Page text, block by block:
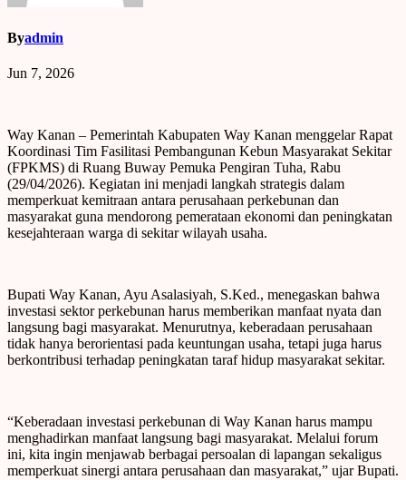
Byadmin
Jun 7, 2026
Way Kanan – Pemerintah Kabupaten Way Kanan menggelar Rapat
Koordinasi Tim Fasilitasi Pembangunan Kebun Masyarakat Sekitar
(FPKMS) di Ruang Buway Pemuka Pengiran Tuha, Rabu
(29/04/2026). Kegiatan ini menjadi langkah strategis dalam
memperkuat kemitraan antara perusahaan perkebunan dan
masyarakat guna mendorong pemerataan ekonomi dan peningkatan
kesejahteraan warga di sekitar wilayah usaha.
Bupati Way Kanan, Ayu Asalasiyah, S.Ked., menegaskan bahwa
investasi sektor perkebunan harus memberikan manfaat nyata dan
langsung bagi masyarakat. Menurutnya, keberadaan perusahaan
tidak hanya berorientasi pada keuntungan usaha, tetapi juga harus
berkontribusi terhadap peningkatan taraf hidup masyarakat sekitar.
“Keberadaan investasi perkebunan di Way Kanan harus mampu
menghadirkan manfaat langsung bagi masyarakat. Melalui forum
ini, kita ingin menjawab berbagai persoalan di lapangan sekaligus
memperkuat sinergi antara perusahaan dan masyarakat,” ujar Bupati.